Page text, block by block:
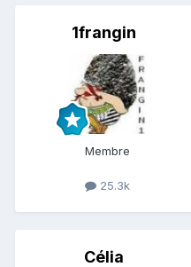
1frangin
Membre
25.3k
Célia